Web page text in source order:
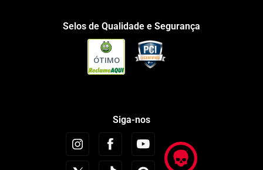
Selos de Qualidade e Segurança
ÓTIMO
Siga-nos